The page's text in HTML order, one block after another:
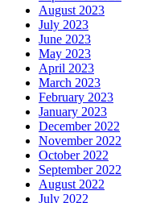
August 2023
July 2023
June 2023
May 2023
April 2023
March 2023
February 2023
January 2023
December 2022
November 2022
October 2022
September 2022
August 2022
July 2022